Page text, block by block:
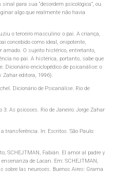
para sua “desordem psicológica”, ou
algo que realmente não havia
o terceiro masculino: o pai. A criança,
concebido como ideal, onipotente,
amado. O sujeito histérico, entretanto,
no pai. A histérica, portanto, sabe que
Dicionário enciclopédico de psicanálise: o
Zahar editora, 1996).
Dicionário de Psicanálise. Rio de
3. As psicoses. Rio de Janeiro: Jorge Zahar
transferência. In: Escritos. São Paulo:
SCHEJTMAN, Fabián. El amor al padre y
de Lacan. Em: SCHEJTMAN,
sobre las neuroses. Buenos Aires: Grama